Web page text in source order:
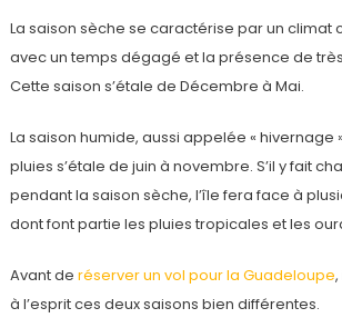
La saison sèche se caractérise par un climat
avec un temps dégagé et la présence de
Cette saison s’étale de Décembre à Mai.
La saison humide, aussi appelée « hivernage
pluies s’étale de juin à novembre. S’il y fait
pendant la saison sèche, l’île fera face à
dont font partie les pluies tropicales et les
Avant de réserver un vol pour la Guadeloupe
à l’esprit ces deux saisons bien différentes.